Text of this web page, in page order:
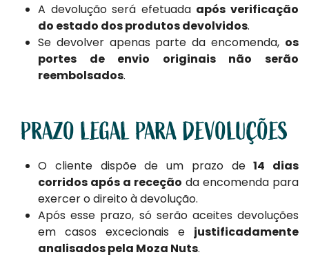
A devolução será efetuada após verificação
do estado dos produtos devolvidos.
Se devolver apenas parte da encomenda, os
portes de envio originais não serão
reembolsados.
PRAZO LEGAL PARA DEVOLUÇÕES
O cliente dispõe de um prazo de14 dias
corridos após a receção da encomenda para
exercer o direito à devolução.
Após esse prazo, só serão aceites devoluções
em casos excecionais e justificadamente
analisados pela Moza Nuts.